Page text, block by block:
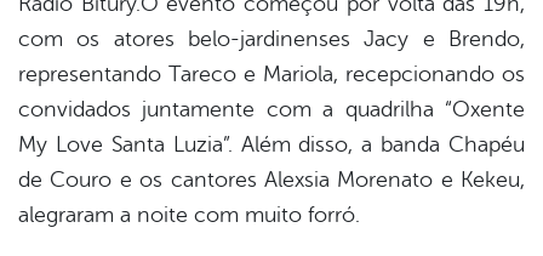
com os atores belo-jardinenses Jacy e Brendo,
representando Tareco e Mariola, recepcionando os
convidados juntamente com a quadrilha “Oxente
My Love Santa Luzia”. Além disso, a banda Chapéu
de Couro e os cantores Alexsia Morenato e Kekeu,
alegraram a noite com muito forró.